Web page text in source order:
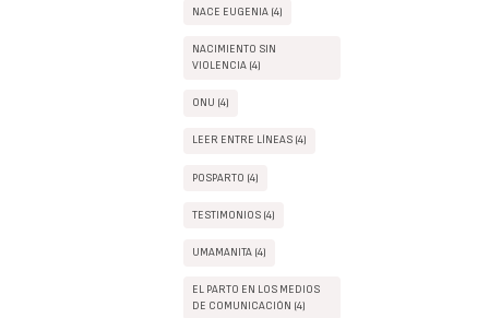
NACE EUGENIA (4)
NACIMIENTO SIN
VIOLENCIA (4)
ONU (4)
LEER ENTRE LÍNEAS (4)
POSPARTO (4)
TESTIMONIOS (4)
UMAMANITA (4)
EL PARTO EN LOS MEDIOS
DE COMUNICACIÓN (4)